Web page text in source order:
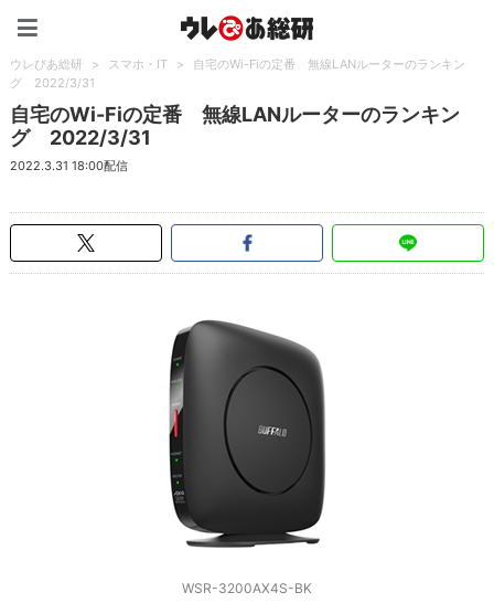
ウレぴあ総研 > スマホ・IT >
自宅のWi-Fiの定番 無線LANルーターのランキン
グ 2022/3/31
自宅のWi-Fiの定番 無線LANルーターのランキン
グ 2022/3/31
2022.3.31 18:00配信
WSR-3200AX4S-BK